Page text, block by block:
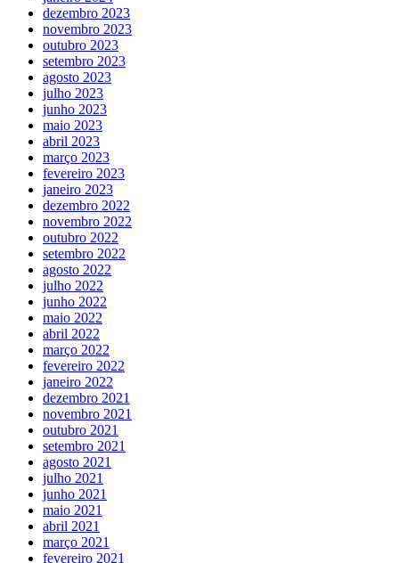
dezembro 2023
novembro 2023
outubro 2023
setembro 2023
agosto 2023
julho 2023
junho 2023
maio 2023
abril 2023
março 2023
fevereiro 2023
janeiro 2023
dezembro 2022
novembro 2022
outubro 2022
setembro 2022
agosto 2022
julho 2022
junho 2022
maio 2022
abril 2022
março 2022
fevereiro 2022
janeiro 2022
dezembro 2021
novembro 2021
outubro 2021
setembro 2021
agosto 2021
julho 2021
junho 2021
maio 2021
abril 2021
março 2021
fevereiro 2021